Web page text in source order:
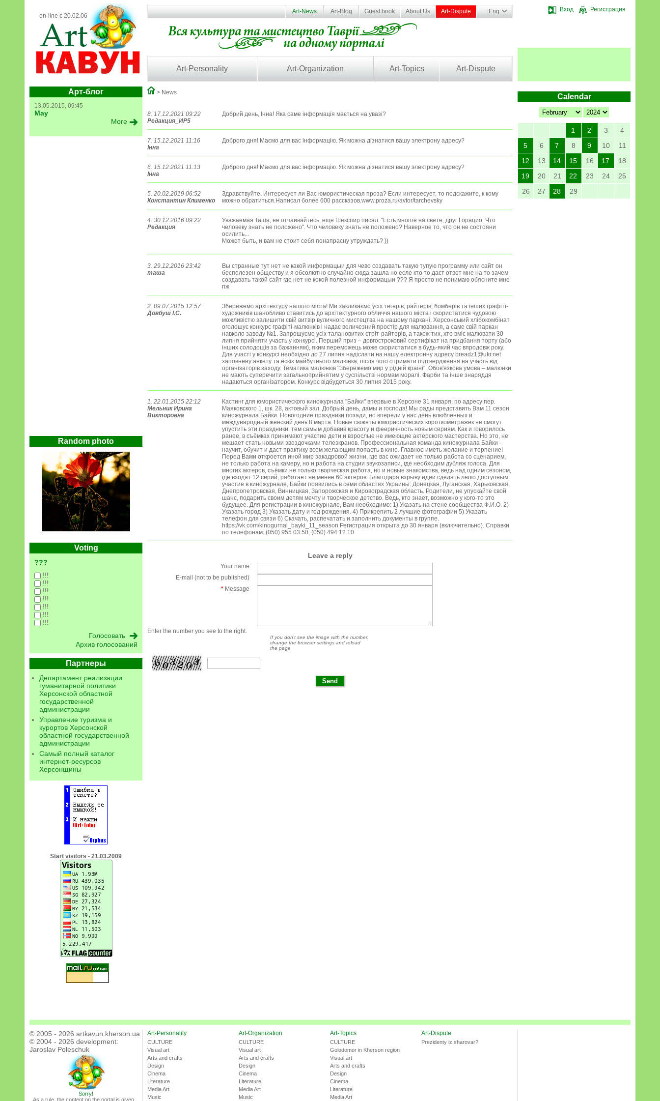
on-line с 20.02.06
Вход Регистрация
Art-News Art-Blog Guest book About Us Art-Dispute Eng
Art-Personality Art-Organization Art-Topics Art-Dispute
Арт-блог
13.05.2015, 09:45
May
More
Random photo
Voting
???
!!!
!!!
!!!
!!!
!!!
!!!
!!!
Архив голосований
Партнеры
Департамент реализации
гуманитарной политики
Херсонской областной
государственной
администрации
Управление туризма и
курортов Херсонской
областной государственной
администрации
Самый полный каталог
интернет-ресурсов
Херсонщины
Start visitors - 21.03.2009
Calendar
1 2 3
4
5
6 7 8 9 10
11
12
13 14 15 16 17
18
19
20 21 22 23 24
25
26
27 28 29
> News
8. 17.12.2021 09:22
Редакция_ИР5
Добрий день, Інна! Яка саме інформація мається на увазі?
7. 15.12.2021 11:16
Інна
Доброго дня! Маємо для вас інформацію. Як можна дізнатися вашу электрону адресу?
6. 15.12.2021 11:13
Інна
Доброго дня! Маємо для вас інформацію. Як можна дізнатися вашу электрону адресу?
5. 20.02.2019 06:52
Константин Клименко
Здравствуйте. Интересует ли Вас юмористическая проза? Если интересует, то подскажите, к кому
можно обратиться.Написал более 600 рассказов.www.proza.ru/avtor/tarchevsky
4. 30.12.2016 09:22
Редакция
Уважаемая Таша, не отчаивайтесь, еще Шекспир писал: "Есть многое на свете, друг Горацио, Что
человеку знать не положено". Что человеку знать не положено? Наверное то, что он не состояни
осилить...
Может быть, и вам не стоит себя понапрасну утруждать? ))
3. 29.12.2016 23:42
таша
Вы странные тут нет не какой информацыи для чево создавать такую тупую программу или сайт он
бесполезен обществу и я обсолютно случайно сюда зашла но есле кто то даст ответ мне на то зачем
создавать такой сайт где нет не кокой полезной информацыи ??? Я просто не понимаю обясните мне
пж
2. 09.07.2015 12:57
Довбуш І.С.
Збережемо архітектуру нашого міста! Ми закликаємо усіх тегерів, райтерів, бомберів та інших графіті-
художників шанобливо ставитись до архітектурного обличчя нашого міста і скористатися чудовою
можливістю залишити свій витвір вуличного мистецтва на нашому паркані. Херсонський хлібокомбінат
оголошує конкурс графіті-малюнків і надає величезний простір для малювання, а саме свій паркан
навколо заводу №1. Запрошуємо усіх талановитих стріт-райтерів, а також тих, хто вміє малювати 30
липня прийняти участь у конкурсі. Перший приз – довгостроковий сертифікат на придбання торту (або
інших солодощів за бажанням), яким переможець може скористатися в будь-який час впродовж року.
Для участі у конкурсі необхідно до 27 липня надіслати на нашу електронну адресу breadz1@ukr.net
заповнену анкету та ескіз майбутнього малюнка, після чого отримати підтвердження на участь від
організаторів заходу. Тематика малюнків "Збережемо мир у рідній країні". Обов'язкова умова – малюнки
не мають суперечити загальноприйнятим у суспільстві нормам моралі. Фарби та інше знаряддя
надаються організатором. Конкурс відбудеться 30 липня 2015 року.
1. 22.01.2015 22:12
Мельник Ирина
Викторовна
Кастинг для юмористического киножурнала "Байки" впервые в Херсоне 31 января, по адресу пер.
Маяковского 1, шк. 28, актовый зал. Добрый день, дамы и господа! Мы рады представить Вам 11 сезон
киножурнала Байки. Новогодние праздники позади, но впереди у нас день влюбленных и
международный женский день 8 марта. Новые сюжеты юмористических короткометражек не смогут
упустить эти праздники, тем самым добавив красоту и фееричность новым сериям. Как и говорилось
ранее, в съёмках принимают участие дети и взрослые не имеющие актерского мастерства. Но это, не
мешает стать новыми звездочками телеэкранов. Профессиональная команда киножурнала Байки -
научит, обучит и даст практику всем желающим попасть в кино. Главное иметь желание и терпение!
Перед Вами откроется иной мир закадровой жизни, где вас ожидает не только работа со сценарием,
не только работа на камеру, но и работа на студии звукозаписи, где необходим дубляж голоса. Для
многих актеров, съёмки не только творческая работа, но и новые знакомства, ведь над одним сезоном,
где входят 12 серий, работает не менее 60 актеров. Благодаря взрыву идеи сделать легко доступным
участие в киножурнале, Байки появились в семи областях Украины: Донецкая, Луганская, Харьковская,
Днепропетровская, Винницкая, Запорожская и Кировоградская область. Родители, не упускайте свой
шанс, подарить своим детям мечту и творческое детство. Ведь, кто знает, возможно у кого-то это
будущее. Для регистрации в киножурнале, Вам необходимо: 1) Указать на стене сообщества Ф.И.О. 2)
Указать город 3) Указать дату и год рождения. 4) Прикрепить 2 лучшие фотографии 5) Указать
телефон для связи 6) Скачать, распечатать и заполнить документы в группе.
https://vk.com/kinogurnal_bayki_11_season Регистрация открыта до 30 января (включительно). Справки
по телефонам: (050) 955 03 50; (050) 494 12 10
Leave a reply
Your name
E-mail (not to be published)
* Message
Enter the number you see to the right.
If you don't see the image with the number,
change the browser settings and reload
the page
© 2005 - 2026 artkavun.kherson.ua
© 2004 - 2026 development:
Jaroslav Poleschuk
Sorry!
As a rule, the content on the portal is given
Art-Personality
CULTURE
Visual art
Arts and crafts
Design
Cinema
Literature
Media Art
Music
Art-Organization
CULTURE
Visual art
Arts and crafts
Design
Cinema
Literature
Media Art
Music
Art-Topics
CULTURE
Golodomor in Kherson region
Visual art
Arts and crafts
Design
Cinema
Literature
Media Art
Art-Dispute
Prezidenty iz sharovar?